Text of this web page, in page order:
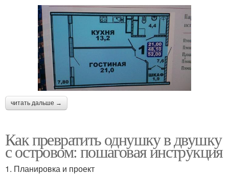
читать дальше →
Как превратить однушку в двушку
с островом: пошаговая инструкция
1. Планировка и проект